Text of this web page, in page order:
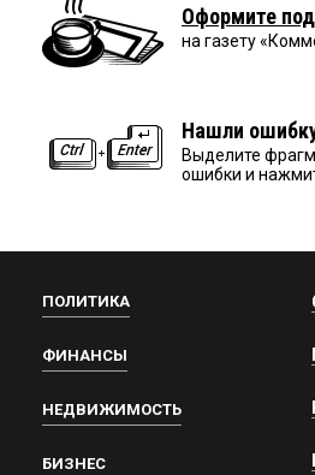
Оформите
на газету
Нашли
Выделите
ошибки и
ПОЛИТИКА
ФИНАНСЫ
НЕДВИЖИМОСТЬ
БИЗНЕС